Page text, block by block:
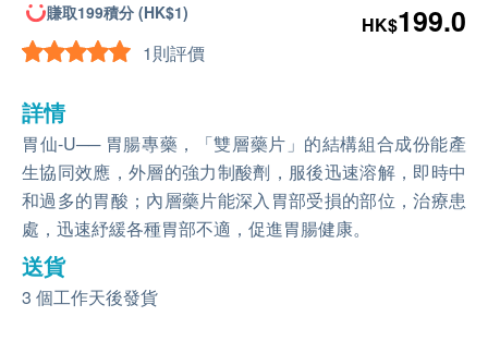
賺取199積分 (HK$1)
1則評價
HK$199.0
詳情
胃仙-U── 胃腸專藥，「雙層藥片」的結構組合成份能產
生協同效應，外層的強力制酸劑，服後迅速溶解，即時中
和過多的胃酸；內層藥片能深入胃部受損的部位，治療患
處，迅速紓緩各種胃部不適，促進胃腸健康。
送貨
3 個工作天後發貨